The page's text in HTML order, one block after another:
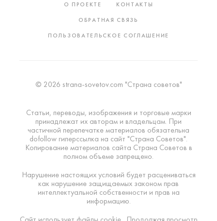
О ПРОЕКТЕ
КОНТАКТЫ
ОБРАТНАЯ СВЯЗЬ
ПОЛЬЗОВАТЕЛЬСКОЕ СОГЛАШЕНИЕ
© 2026 strana-sovetov.com "Страна советов"
Статьи, переводы, изображения и торговые марки
принадлежат их авторам и владельцам. При
частичной перепечатке материалов обязательна
dofollow гиперссылка на сайт "Страна Советов".
Копирование материалов сайта Страна Советов в
полном объеме запрещено.
Нарушение настоящих условий будет расцениваться
как нарушение защищаемых законом прав
интеллектуальной собственности и прав на
информацию.